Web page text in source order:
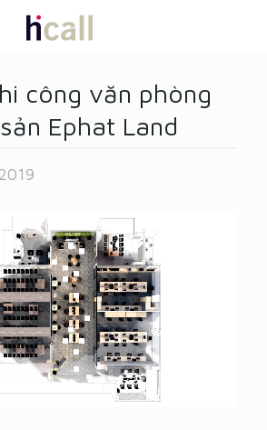
công văn phòng
Ephat Land